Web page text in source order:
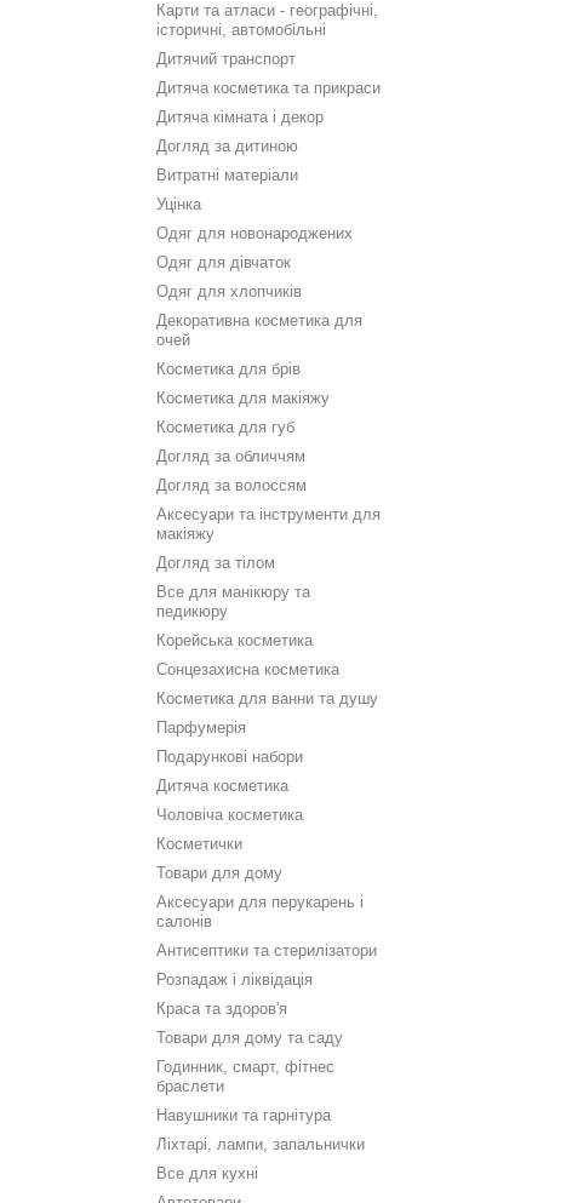
Карти та атласи - географічні,
історичні, автомобільні
Дитячий транспорт
Дитяча косметика та прикраси
Дитяча кімната і декор
Догляд за дитиною
Витратні матеріали
Уцінка
Одяг для новонароджених
Одяг для дівчаток
Одяг для хлопчиків
Декоративна косметика для
очей
Косметика для брів
Косметика для макіяжу
Косметика для губ
Догляд за обличчям
Догляд за волоссям
Аксесуари та інструменти для
макіяжу
Догляд за тілом
Все для манікюру та
педикюру
Корейська косметика
Сонцезахисна косметика
Косметика для ванни та душу
Парфумерія
Подарункові набори
Дитяча косметика
Чоловіча косметика
Косметички
Товари для дому
Аксесуари для перукарень і
салонів
Антисептики та стерилізатори
Розпадаж і ліквідація
Краса та здоров'я
Товари для дому та саду
Годинник, смарт, фітнес
браслети
Навушники та гарнітура
Ліхтарі, лампи, запальнички
Все для кухні